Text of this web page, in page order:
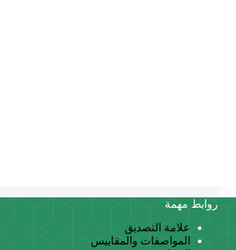
روابط مهمة
علامة التصديق
المواصفات والمقاييس